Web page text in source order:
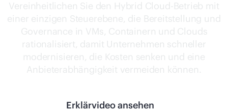
Jetzt kaufen
Vereinheitlichen Sie den Hybrid Cloud-Betrieb mit
einer einzigen Steuerebene, die Bereitstellung und
Governance in VMs, Containern und Clouds
rationalisiert, damit Unternehmen schneller
modernisieren, die Kosten senken und eine
Anbieterabhängigkeit vermeiden können.
Erklärvideo ansehen